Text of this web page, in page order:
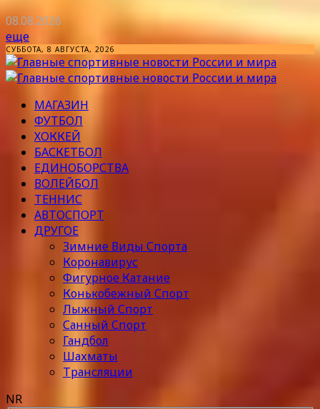
08.08.2026
еще
СУББОТА, 8 АВГУСТА, 2026
МАГАЗИН
ФУТБОЛ
ХОККЕЙ
БАСКЕТБОЛ
ЕДИНОБОРСТВА
ВОЛЕЙБОЛ
ТЕННИС
АВТОСПОРТ
ДРУГОЕ
Зимние Виды Спорта
Коронавирус
Фигурное Катание
Конькобежный Спорт
Лыжный Спорт
Санный Спорт
Гандбол
Шахматы
Трансляции
NR